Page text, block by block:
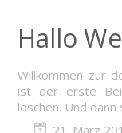
Hallo
Willkommen zur
ist der erste
löschen. Und